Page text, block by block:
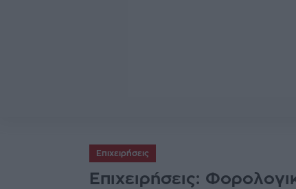
Επιχειρήσεις
Επιχειρήσεις: